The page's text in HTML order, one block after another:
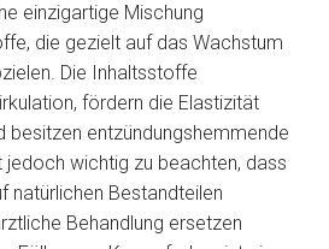
einzigartige Mischung
die gezielt auf das Wachstum
Die Inhaltsstoffe
fördern die Elastizität
besitzen entzündungshemmende
jedoch wichtig zu beachten, dass
natürlichen Bestandteilen
Behandlung ersetzen